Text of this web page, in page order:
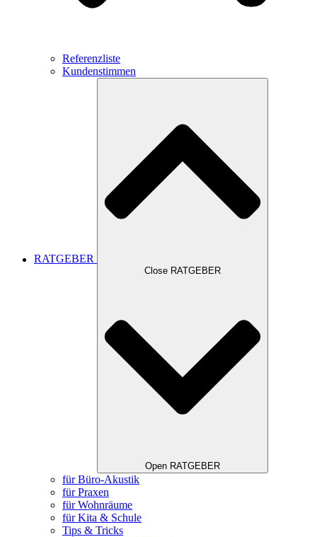
Referenzliste
Kundenstimmen
RATGEBER
Close RATGEBER
Open RATGEBER
für Büro-Akustik
für Praxen
für Wohnräume
für Kita & Schule
Tips & Tricks